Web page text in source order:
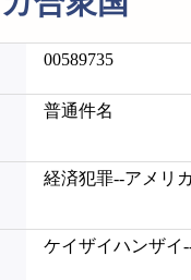
00589735
普通件名
経済犯罪--アメリ
ケイザイハンザイ